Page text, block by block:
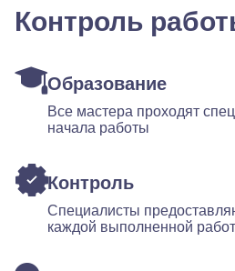
Контроль
Образование
Все мастера проходят
начала работы
Контроль
Специалисты
каждой выполненной